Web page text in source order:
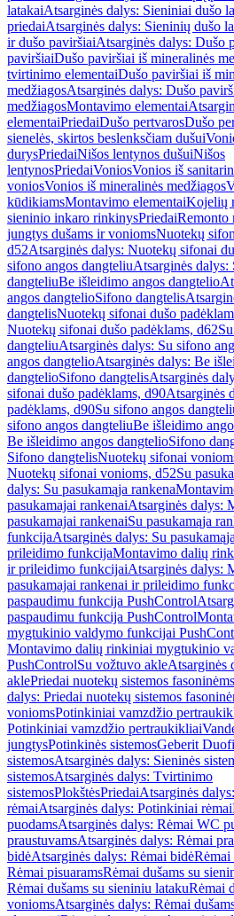
latakaiAtsarginės dalys: Sieniniai dušo
priedaiAtsarginės dalys: Sieninių dušo
ir dušo paviršiaiAtsarginės dalys: Dušo
paviršiaiDušo paviršiai iš mineralinės
tvirtinimo elementaiDušo paviršiai iš
medžiagosAtsarginės dalys: Dušo
medžiagosMontavimo elementai
elementaiPriedaiDušo pertvarosDušo
sienelės, skirtos beslenksčiam dušui
durysPriedaiNišos lentynos dušuiNišos
lentynosPriedaiVoniosVonios iš
voniosVonios iš mineralinės medžiagos
kūdikiamsMontavimo elementaiKojelių
sieninio inkaro rinkinysPriedaiRemonto
jungtys dušams ir voniomsNuotekų
d52Atsarginės dalys: Nuotekų sifonai
sifono angos dangteliuAtsarginės dalys:
dangteliuBe išleidimo angos dangtelio
angos dangtelioSifono dangtelis
dangtelisNuotekų sifonai dušo
Nuotekų sifonai dušo padėklams, d62
dangteliuAtsarginės dalys: Su sifono
angos dangtelioAtsarginės dalys: Be
dangtelioSifono dangtelisAtsarginės
sifonai dušo padėklams, d90Atsarginės
padėklams, d90Su sifono angos
sifono angos dangteliuBe išleidimo
Be išleidimo angos dangtelioSifono
Sifono dangtelisNuotekų sifonai
Nuotekų sifonai vonioms, d52Su
dalys: Su pasukamąja rankena
pasukamajai rankenaiAtsarginės dalys:
pasukamajai rankenaiSu pasukamąja
funkcijaAtsarginės dalys: Su
prileidimo funkcijaMontavimo dalių
ir prileidimo funkcijaiAtsarginės dalys:
pasukamajai rankenai ir prileidimo
paspaudimu funkcija PushControl
paspaudimu funkcija PushControl
mygtukinio valdymo funkcijai
Montavimo dalių rinkiniai mygtukinio
PushControlSu vožtuvo akleAtsarginės
aklePriedai nuotekų sistemos
dalys: Priedai nuotekų sistemos
voniomsPotinkiniai vamzdžio
Potinkiniai vamzdžio pertraukikliai
jungtysPotinkinės sistemosGeberit
sistemosAtsarginės dalys: Sieninės
sistemosAtsarginės dalys: Tvirtinimo
sistemosPlokštėsPriedaiAtsarginės
rėmaiAtsarginės dalys: Potinkiniai rėmai
puodamsAtsarginės dalys: Rėmai WC
praustuvamsAtsarginės dalys: Rėmai
bidėAtsarginės dalys: Rėmai bidėRėmai
Rėmai pisuaramsRėmai dušams su
Rėmai dušams su sieniniu latakuRėmai
voniomsAtsarginės dalys: Rėmai